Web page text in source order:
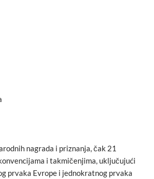
nagrada i priznanja, čak 21
i takmičenjima, uključujući
prvaka Evrope i jednokratnog prvaka